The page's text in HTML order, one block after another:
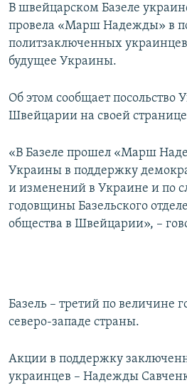
поискуИНФОГРАФИКА
ТЕЛЕПРОЕКТ КРЫМ.РЕАЛИИ
СОВЕТЫ ПРАВОЗАЩИТНИКОВ
ПОБЕДИТЕЛЕЙ НЕ СУДЯТ?
УКРАИНСКАЯ ПРОБЛЕМА КРЫМА
КАК ОБОЙТИ БЛОКИРОВКУ
Українською
Qırımtatar
ПРИСОЕДИНЯЙТЕСЬ!
Все сайты RFE/RL
В швейцарском Базеле
провела «Марш Надежды» в
политзаключенных украинцев
будущее Украины.
Об этом сообщает посольство
Швейцарии на своей
«В Базеле прошел «Марш
Украины в поддержку
и изменений в Украине и по
годовщины Базельского
общества в Швейцарии», –
Базель – третий по величине
северо-западе страны.
Акции в поддержку
украинцев – Надежды